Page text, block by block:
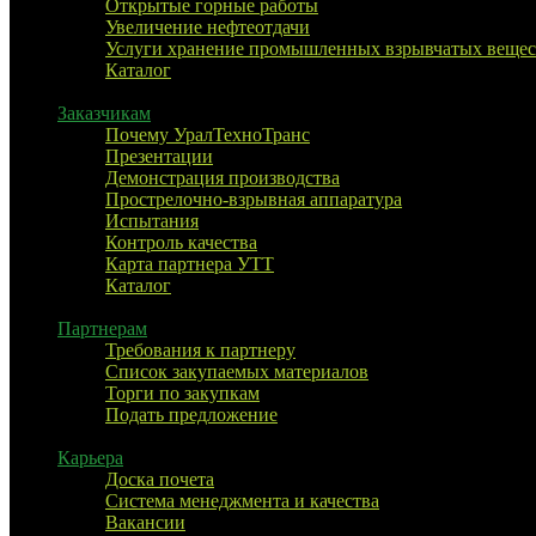
Открытые горные работы
Увеличение нефтеотдачи
Услуги хранение промышленных взрывчатых
Каталог
Заказчикам
Почему УралТехноТранс
Презентации
Демонстрация производства
Прострелочно-взрывная аппаратура
Испытания
Контроль качества
Карта партнера УТТ
Каталог
Партнерам
Требования к партнеру
Список закупаемых материалов
Торги по закупкам
Подать предложение
Карьера
Доска почета
Система менеджмента и качества
Вакансии